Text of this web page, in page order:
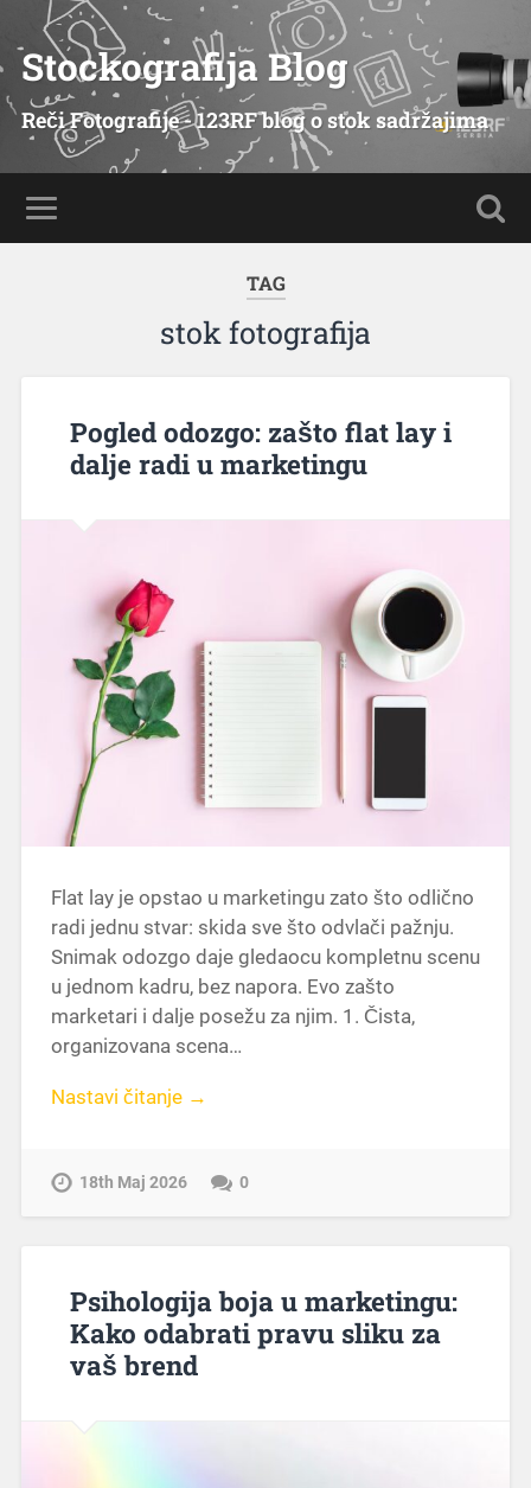
Stockografija Blog
Reči Fotografije - 123RF blog o stok sadržajima
TAG
stok fotografija
Pogled odozgo: zašto flat lay i
dalje radi u marketingu
Flat lay je opstao u marketingu zato što odlično
radi jednu stvar: skida sve što odvlači pažnju.
Snimak odozgo daje gledaocu kompletnu scenu
u jednom kadru, bez napora. Evo zašto
marketari i dalje posežu za njim. 1. Čista,
organizovana scena…
Nastavi čitanje →
18th Maj 2026 0
Psihologija boja u marketingu:
Kako odabrati pravu sliku za
vaš brend